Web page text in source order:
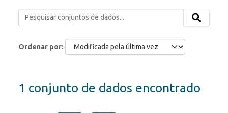
Ordenar por
1 conjunto de dados encontrado